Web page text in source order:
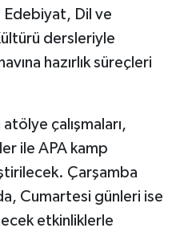
Edebiyat, Dil ve
dersleriyle
hazırlık süreçleri
çalışmaları,
ile APA kamp
Çarşamba
Cumartesi günleri ise
etkinliklerle